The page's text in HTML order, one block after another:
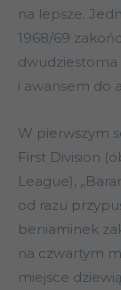
na lepsze.
1968/69
i awansem do
W pierwszym
First Division
League),
od razu
beniaminek
na czwartym
miejsce